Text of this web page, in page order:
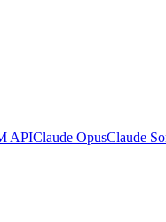
APIClaude OpusClaude